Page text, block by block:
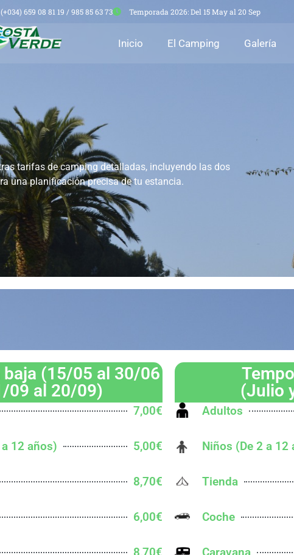
659 08 81 19 / 985 85 63 73 Temporada 2026: Del 15 May al 20 Sep
Inicio El Camping Galería
tarifas de camping detalladas, incluyendo las dos
una planificación precisa de tu estancia.
baja (15/05 al 30/06
09 al 20/09)
7,00€
12 años) 5,00€
8,70€
6,00€
(Julio
Adultos
Niños (De 2 a 12
Tienda
Coche